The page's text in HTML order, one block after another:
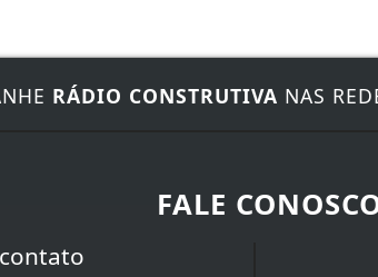
RÁDIO CONSTRUTIVA NAS
FALE